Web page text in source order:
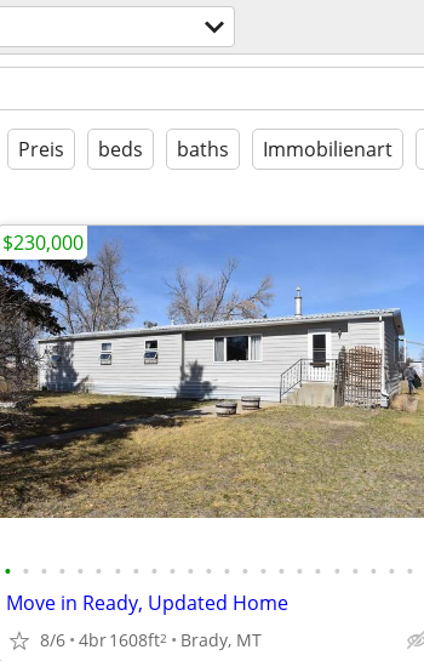
Preis beds baths Immobilienart
• • • • • • • • • • • • • • • • • • • • • • •
Move in Ready, Updated Home
8/6 4br1608ft2 Brady, MT
$230,000